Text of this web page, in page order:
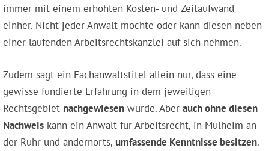
immer mit einem erhöhten Kosten- und Zeitaufwand
einher. Nicht jeder Anwalt möchte oder kann diesen neben
einer laufenden Arbeitsrechtskanzlei auf sich nehmen.
Zudem sagt ein Fachanwaltstitel allein nur, dass eine
gewisse fundierte Erfahrung in dem jeweiligen
Rechtsgebiet nachgewiesen wurde. Aber auch ohne diesen
Nachweis kann ein Anwalt für Arbeitsrecht, in Mülheim an
der Ruhr und andernorts, umfassende Kenntnisse besitzen.